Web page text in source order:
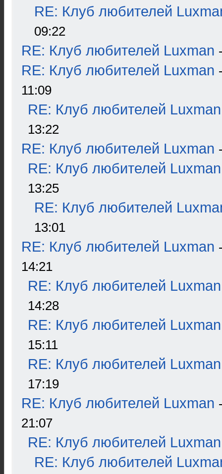
RE: Клуб любителей
09:22
RE: Клуб любителей Luxman
RE: Клуб любителей Luxman
11:09
RE: Клуб любителей Luxman
13:22
RE: Клуб любителей Luxman
RE: Клуб любителей Luxman
13:25
RE: Клуб любителей
13:01
RE: Клуб любителей Luxman
14:21
RE: Клуб любителей Luxman
14:28
RE: Клуб любителей Luxman
15:11
RE: Клуб любителей Luxman
17:19
RE: Клуб любителей Luxman
21:07
RE: Клуб любителей Luxman
RE: Клуб любителей